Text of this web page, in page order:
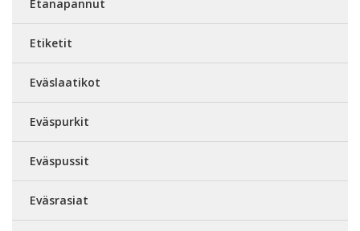
Etanapannut
Etiketit
Eväslaatikot
Eväspurkit
Eväspussit
Eväsrasiat